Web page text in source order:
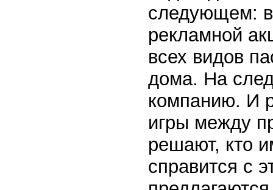
следующем:
рекламной
всех видов
дома. На
компанию. И
игры между
решают, кто
справится с